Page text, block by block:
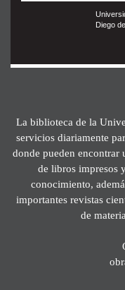
Diego
La biblioteca de la
servicios diariamente
donde pueden encontrar
de libros impresos
conocimiento,
importantes revistas
de